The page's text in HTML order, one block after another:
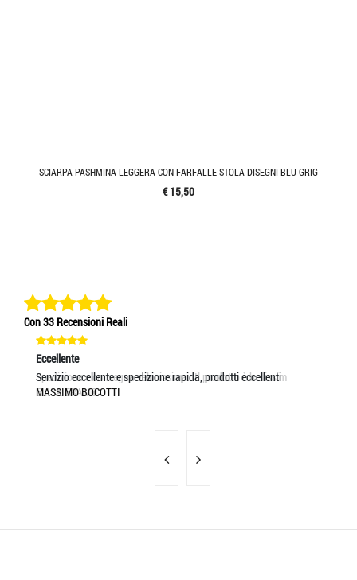
SCIARPA PASHMINA LEGGERA CON FARFALLE STOLA DISEGNI BLU GRIG
€ 15,50
Con 33 Recensioni Reali
Eccellente
Spedizione e consegna velocissima.. Il prodotto è bellissim
ELISA ERAMO
Eccellente
Servizio eccellente e spedizione rapida, prodotti eccellenti
MASSIMO BOCOTTI